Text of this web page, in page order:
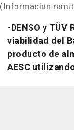
(Información
-DENSO y
viabilidad del
producto de
AESC